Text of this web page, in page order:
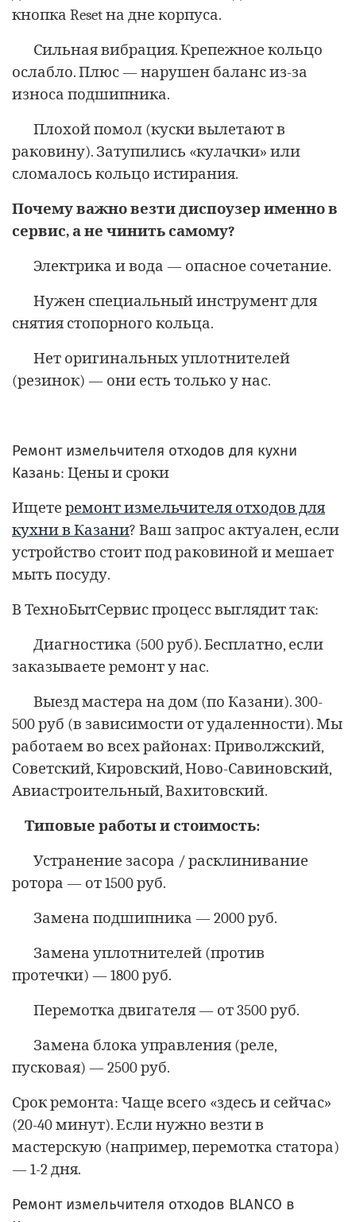
кнопка Reset на дне корпуса.
Сильная вибрация. Крепежное кольцо
ослабло. Плюс — нарушен баланс из-за
износа подшипника.
Плохой помол (куски вылетают в
раковину). Затупились «кулачки» или
сломалось кольцо истирания.
Почему важно везти диспоузер именно в
сервис, а не чинить самому?
Электрика и вода — опасное сочетание.
Нужен специальный инструмент для
снятия стопорного кольца.
Нет оригинальных уплотнителей
(резинок) — они есть только у нас.
Ремонт измельчителя отходов для кухни
Казань: Цены и сроки
Ищете ремонт измельчителя отходов для
кухни в Казани? Ваш запрос актуален, если
устройство стоит под раковиной и мешает
мыть посуду.
В ТехноБытСервис процесс выглядит так:
Диагностика (500 руб). Бесплатно, если
заказываете ремонт у нас.
Выезд мастера на дом (по Казани). 300-
500 руб (в зависимости от удаленности). Мы
работаем во всех районах: Приволжский,
Советский, Кировский, Ново-Савиновский,
Авиастроительный, Вахитовский.
Типовые работы и стоимость:
Устранение засора / расклинивание
ротора — от 1500 руб.
Замена подшипника — 2000 руб.
Замена уплотнителей (против
протечки) — 1800 руб.
Перемотка двигателя — от 3500 руб.
Замена блока управления (реле,
пусковая) — 2500 руб.
Срок ремонта: Чаще всего «здесь и сейчас»
(20-40 минут). Если нужно везти в
мастерскую (например, перемотка статора)
— 1-2 дня.
Ремонт измельчителя отходов BLANCO в